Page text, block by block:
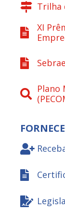
Trilha
XI
Plano